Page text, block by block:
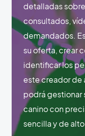
detalladas
consultados,
demandados.
su oferta, crear
identificar los
este creador
podrá
canino con
sencilla y de